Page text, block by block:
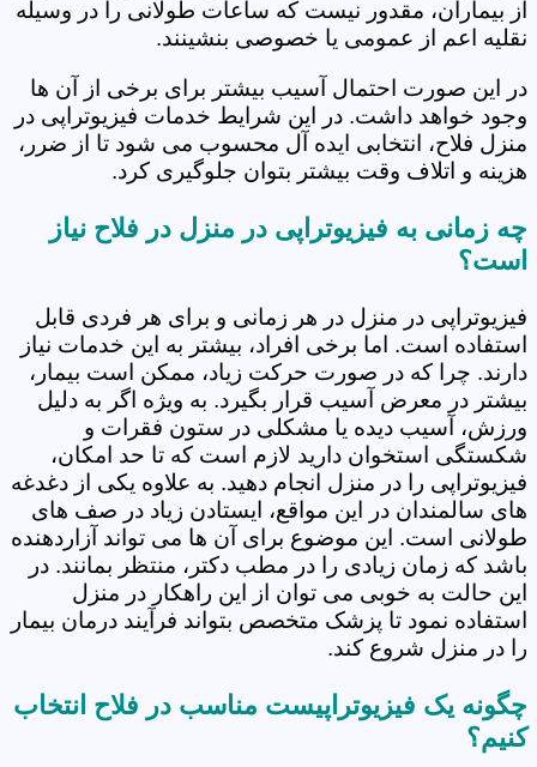
از بیماران، مقدور نیست که ساعات طولانی را در وسیله
نقلیه اعم از عمومی یا خصوصی بنشینند.
در این صورت احتمال آسیب بیشتر برای برخی از آن ها
وجود خواهد داشت. در این شرایط خدمات فیزیوتراپی در
منزل فلاح، انتخابی ایده آل محسوب می شود تا از ضرر،
هزینه و اتلاف وقت بیشتر بتوان جلوگیری کرد.
چه زمانی به فیزیوتراپی در منزل در فلاح نیاز
است؟
فیزیوتراپی در منزل در هر زمانی و برای هر فردی قابل
استفاده است. اما برخی افراد، بیشتر به این خدمات نیاز
دارند. چرا که در صورت حرکت زیاد، ممکن است بیمار،
بیشتر در معرض آسیب قرار بگیرد. به ویژه اگر به دلیل
ورزش، آسیب دیده یا مشکلی در ستون فقرات و
شکستگی استخوان دارید لازم است که تا حد امکان،
فیزیوتراپی را در منزل انجام دهید. به علاوه یکی از دغدغه
های سالمندان در این مواقع، ایستادن زیاد در صف های
طولانی است. این موضوع برای آن ها می تواند آزاردهنده
باشد که زمان زیادی را در مطب دکتر، منتظر بمانند. در
این حالت به خوبی می توان از این راهکار در منزل
استفاده نمود تا پزشک متخصص بتواند فرآیند درمان بیمار
را در منزل شروع کند.
چگونه یک فیزیوتراپیست مناسب در فلاح انتخاب
کنیم؟